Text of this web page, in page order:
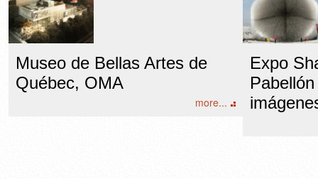
Museo de Bellas Artes de
Québec, OMA
more...
Expo